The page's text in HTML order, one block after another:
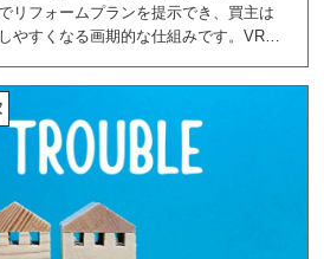
リフォームプランを提示でき、買主は
やすくなる画期的な仕組みです。VRや
トをもたらすこのサービスの特徴と市
調査によれば、中古住宅再生市場は
る見込み。環境配慮型リノベーション
入など、今後の展望も含めて詳しくご